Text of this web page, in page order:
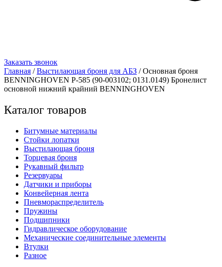
Заказать звонок
Главная /Выстилающая броня для АБЗ / Основная броня
BENNINGHOVEN Р-585 (90-003102; 0131.0149) Бронелист
основной нижний крайний BENNINGHOVEN
Каталог товаров
Битумные материалы
Стойки лопатки
Выстилающая броня
Торцевая броня
Рукавный фильтр
Резервуары
Датчики и приборы
Конвейерная лента
Пневмораспределитель
Пружины
Подшипники
Гидравлическое оборудование
Механические соединительные элементы
Втулки
Разное